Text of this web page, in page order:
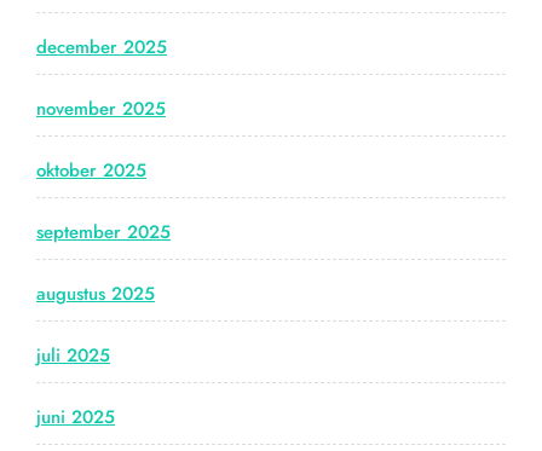
december 2025
november 2025
oktober 2025
september 2025
augustus 2025
juli 2025
juni 2025